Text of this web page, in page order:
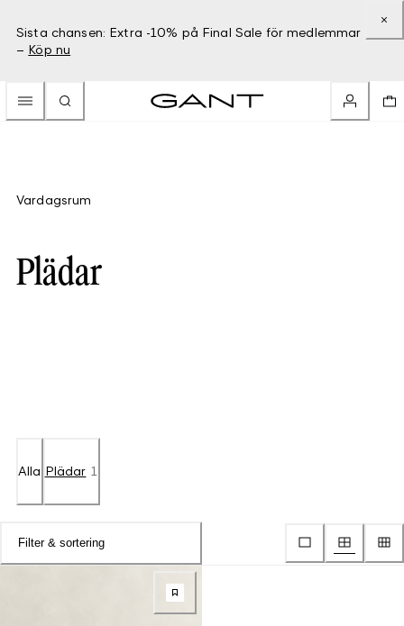
Sista chansen: Extra -10% på Final Sale för medlemmar
– Köp nu
Vardagsrum
Plädar
Alla Plädar 1
Filter & sortering